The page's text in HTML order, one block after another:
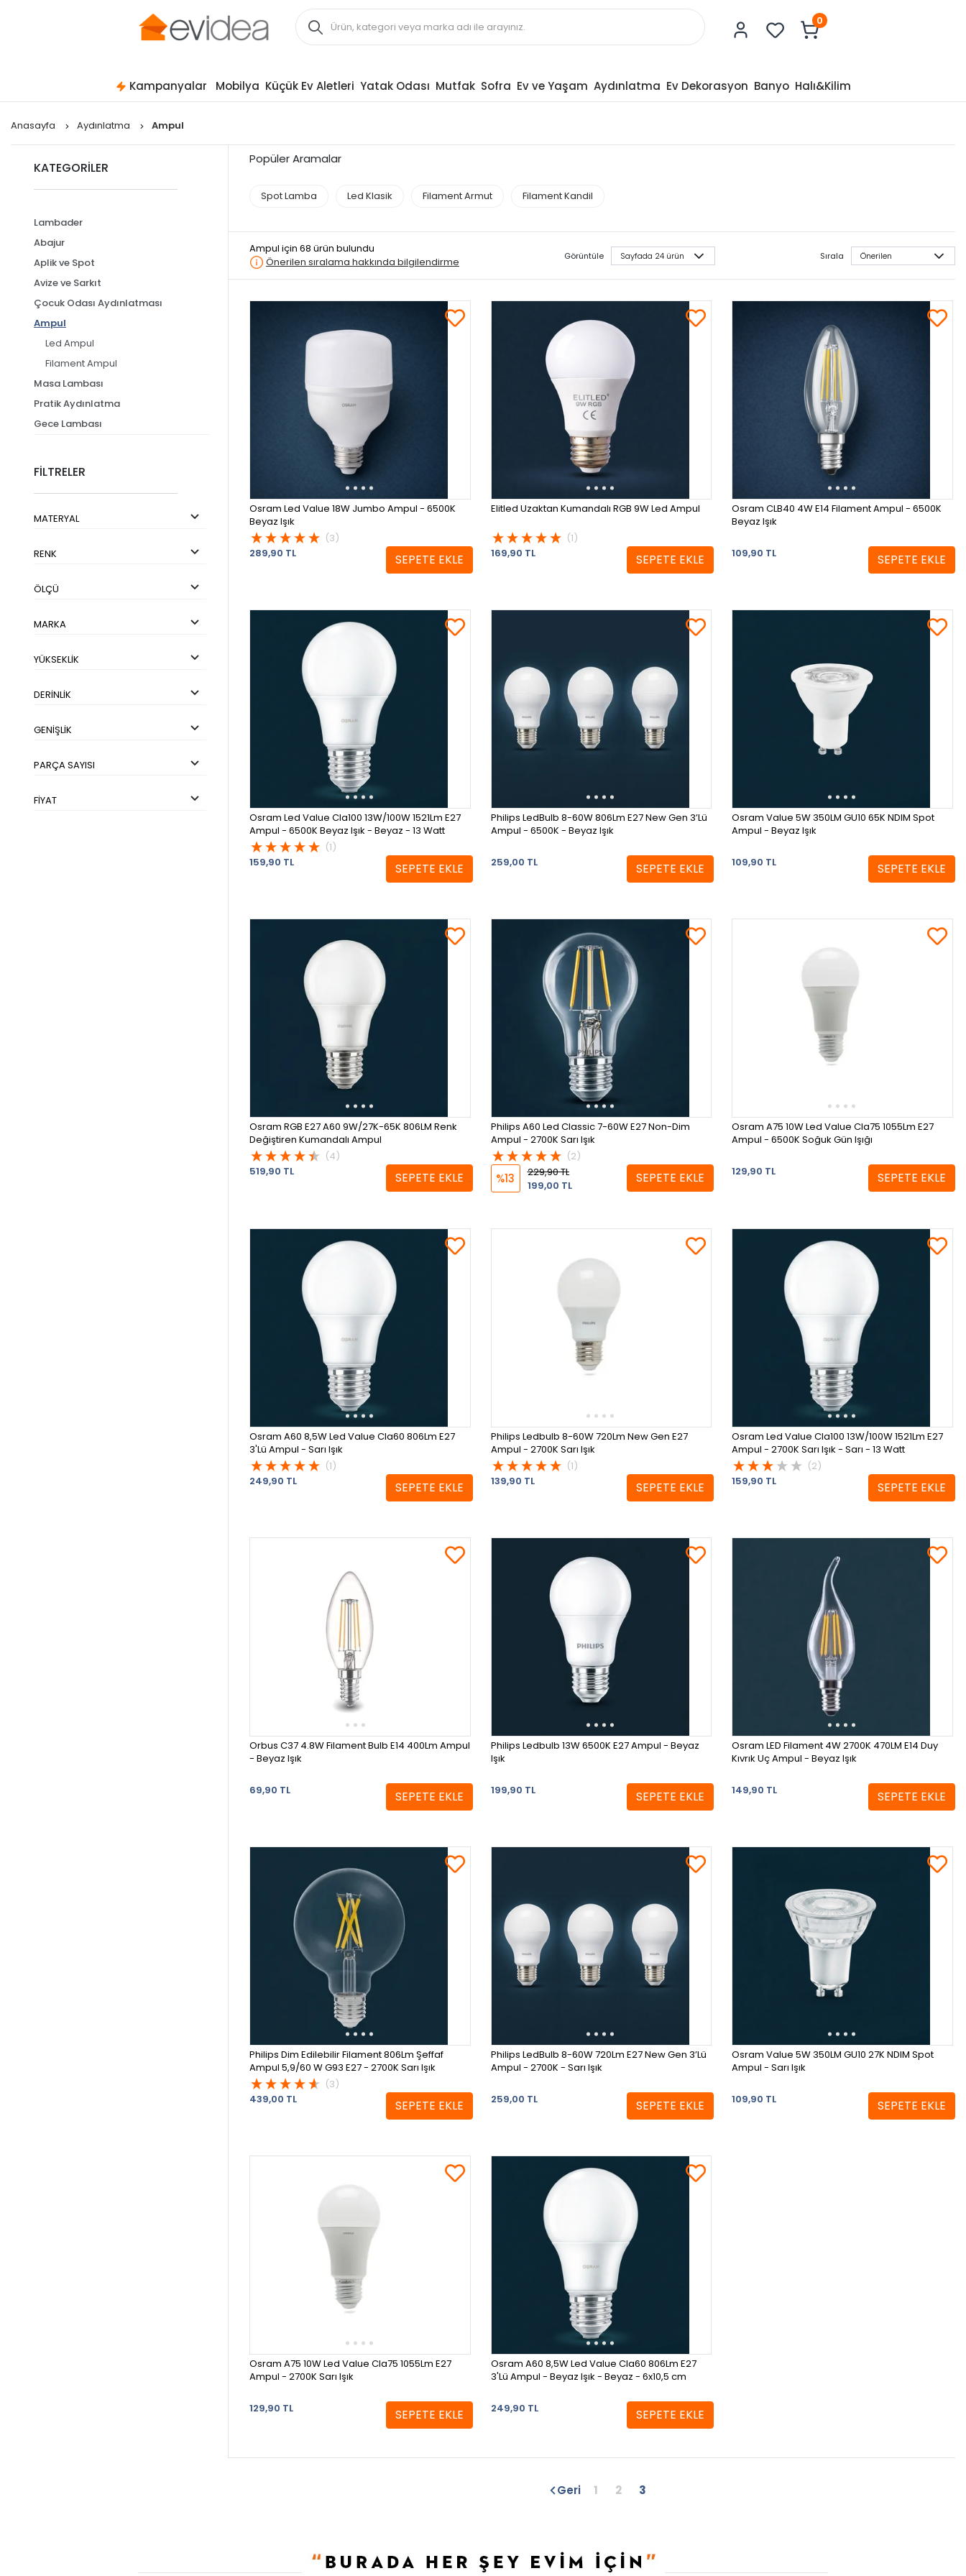
0
Kampanyalar Mobilya Küçük Ev Aletleri Yatak Odası Mutfak Sofra Ev ve Yaşam Aydınlatma Ev Dekorasyon Banyo Halı&Kilim
Anasayfa Aydınlatma Ampul
KATEGORİLER
Lambader
Abajur
Aplik ve Spot
Avize ve Sarkıt
Çocuk Odası Aydınlatması
Ampul
Led Ampul
Filament Ampul
Masa Lambası
Pratik Aydınlatma
Gece Lambası
FİLTRELER
MATERYAL
RENK
ÖLÇÜ
MARKA
YÜKSEKLIK
DERINLIK
GENIŞLIK
PARÇA SAYISI
FIYAT
Popüler Aramalar
Spot Lamba Led Klasik Filament Armut Filament Kandil
Ampul için 68 ürün bulundu
Önerilen sıralama hakkında bilgilendirme
Görüntüle Sırala
Osram Led Value 18W Jumbo Ampul - 6500K
Beyaz Işık
(3)
289,90 TL
SEPETE EKLE
Elitled Uzaktan Kumandalı RGB 9W Led Ampul
(1)
169,90 TL
SEPETE EKLE
Osram CLB40 4W E14 Filament Ampul - 6500K
Beyaz Işık
109,90 TL SEPETE EKLE
Osram Led Value Cla100 13W/100W 1521Lm E27
Ampul - 6500K Beyaz Işık - Beyaz - 13 Watt
(1)
159,90 TL
SEPETE EKLE
Philips LedBulb 8-60W 806Lm E27 New Gen 3’Lü
Ampul - 6500K - Beyaz Işık
259,00 TL SEPETE EKLE
Osram Value 5W 350LM GU10 65K NDIM Spot
Ampul - Beyaz Işık
109,90 TL SEPETE EKLE
Osram RGB E27 A60 9W/27K-65K 806LM Renk
Değiştiren Kumandalı Ampul
(4)
519,90 TL
SEPETE EKLE
Philips A60 Led Classic 7-60W E27 Non-Dim
Ampul - 2700K Sarı Işık
(2)
%13
229,90 TL
199,00 TL
SEPETE EKLE
Osram A75 10W Led Value Cla75 1055Lm E27
Ampul - 6500K Soğuk Gün Işığı
129,90 TL SEPETE EKLE
Osram A60 8,5W Led Value Cla60 806Lm E27
3'Lü Ampul - Sarı Işık
(1)
249,90 TL
SEPETE EKLE
Philips Ledbulb 8-60W 720Lm New Gen E27
Ampul - 2700K Sarı Işık
(1)
139,90 TL
SEPETE EKLE
Osram Led Value Cla100 13W/100W 1521Lm E27
Ampul - 2700K Sarı Işık - Sarı - 13 Watt
(2)
159,90 TL
SEPETE EKLE
Orbus C37 4.8W Filament Bulb E14 400Lm Ampul
- Beyaz Işık
69,90 TL SEPETE EKLE
Philips Ledbulb 13W 6500K E27 Ampul - Beyaz
Işık
199,90 TL SEPETE EKLE
Osram LED Filament 4W 2700K 470LM E14 Duy
Kıvrık Uç Ampul - Beyaz Işık
149,90 TL SEPETE EKLE
Philips Dim Edilebilir Filament 806Lm Şeffaf
Ampul 5,9/60 W G93 E27 - 2700K Sarı Işık
(3)
439,00 TL
SEPETE EKLE
Philips LedBulb 8-60W 720Lm E27 New Gen 3’Lü
Ampul - 2700K - Sarı Işık
259,00 TL SEPETE EKLE
Osram Value 5W 350LM GU10 27K NDIM Spot
Ampul - Sarı Işık
109,90 TL SEPETE EKLE
Osram A75 10W Led Value Cla75 1055Lm E27
Ampul - 2700K Sarı Işık
129,90 TL SEPETE EKLE
Osram A60 8,5W Led Value Cla60 806Lm E27
3'Lü Ampul - Beyaz Işık - Beyaz - 6x10,5 cm
249,90 TL SEPETE EKLE
Geri 1 2 3